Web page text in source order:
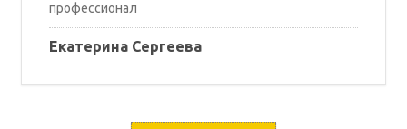
профессионал
Екатерина Сергеева